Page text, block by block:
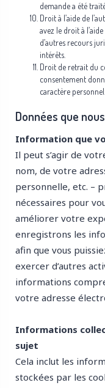
demande a été
Droit à l’aide de
avez le droit à
d’autres recours
intérêts.
Droit de retrait du
consentement
caractère personnel.
Données que
Information que
Il peut s’agir de
nom, de votre
personnelle, etc. –
nécessaires pour
améliorer votre
enregistrons les
afin que vous
exercer d’autres
informations
votre adresse
Informations
sujet
Cela inclut les
stockées par les